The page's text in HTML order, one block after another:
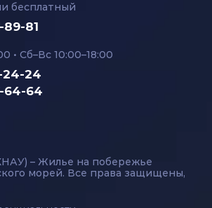
бесплатный
89-81
• Сб–Вс 10:00–18:00
24-24
64-64
– Жилье на побережье
морей. Все права защищены,